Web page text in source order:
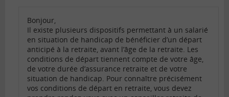
Bonjour,
Il existe plusieurs dispositifs permettant à un salarié
en situation de handicap de bénéficier d’un départ
anticipé à la retraite, avant l’âge de la retraite. Les
conditions de départ tiennent compte de votre âge,
de votre durée d’assurance retraite et de votre
situation de handicap. Pour connaître précisément
vos conditions de départ en retraite, vous devez